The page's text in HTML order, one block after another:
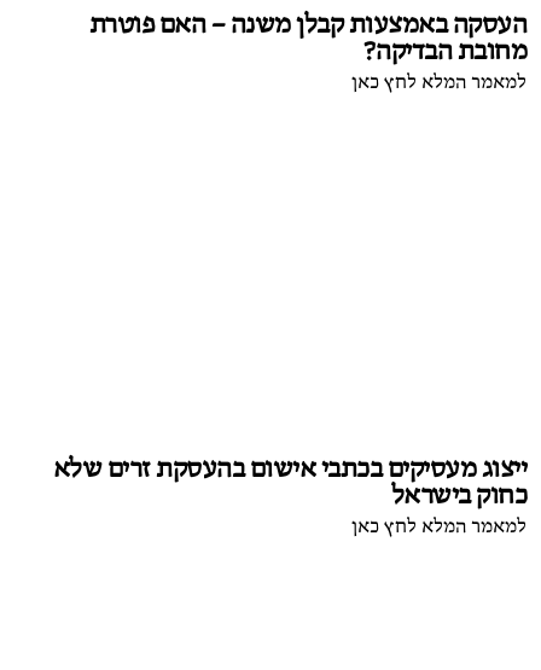
העסקה באמצעות קבלן משנה – האם פוטרת
מחובת הבדיקה?
למאמר המלא לחץ כאן
ייצוג מעסיקים בכתבי אישום בהעסקת זרים שלא
כחוק בישראל
למאמר המלא לחץ כאן